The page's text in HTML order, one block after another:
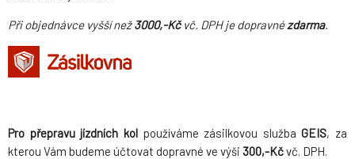
Při objednávce vyšší než3000,-Kčvč. DPH je dopravnézdarma.
Pro přepravu jízdních kolpoužíváme zásilkovou službaGEIS, za
kterou Vám budeme účtovat dopravné ve výši 300,-Kčvč. DPH.